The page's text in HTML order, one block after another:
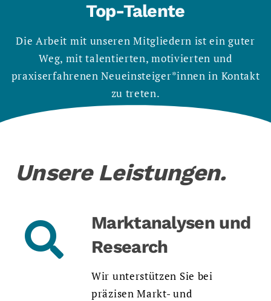
Top-Talente
Die Arbeit mit unseren Mitgliedern ist ein guter
Weg, mit talentierten, motivierten und
praxiserfahrenen Neueinsteiger*innen in Kontakt
zu treten.
Unsere Leistungen.
Marktanalysen und
Research
Wir unterstützen Sie bei
präzisen Markt- und